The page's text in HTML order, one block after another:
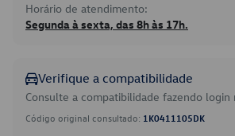
Horário de atendimento:
Segunda à sexta, das 8h às 17h.
Verifique a compatibilidade
Consulte a compatibilidade fazendo login
Código original consultado: 1K0411105DK